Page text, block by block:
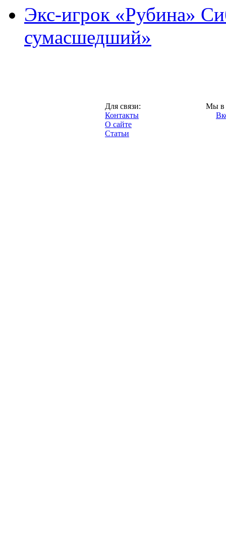
Экс-игрок «Рубина»
сумасшедший»
Для связи:
Контакты
О сайте
Статьи
Мы в